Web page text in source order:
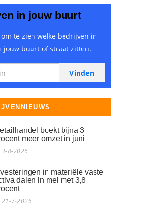
in jouw buurt
te zien welke bedrijven in
jouw buurt of straat zitten.
boekt bijna 3
meer omzet in juni
3-8-2026
in materiële vaste
dalen in mei met 3,8
21-7-2026